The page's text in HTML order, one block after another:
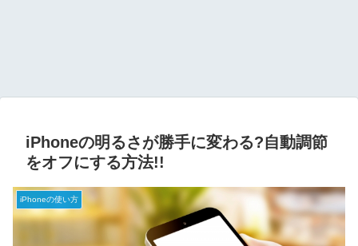
iPhoneの明るさが勝手に変わる?自動調節
をオフにする方法!!
iPhoneの使い方